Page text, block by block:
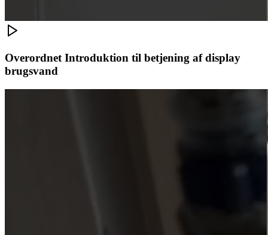
Overordnet Introduktion til betjening af display
brugsvand